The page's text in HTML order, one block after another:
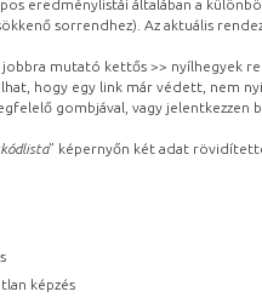
eredménylistái általában a
sorrendhez). Az aktuális
mutató kettős >> nyílhegyek
hogy egy link már védett, nem
gombjával, vagy
” képernyőn két adat
képzés